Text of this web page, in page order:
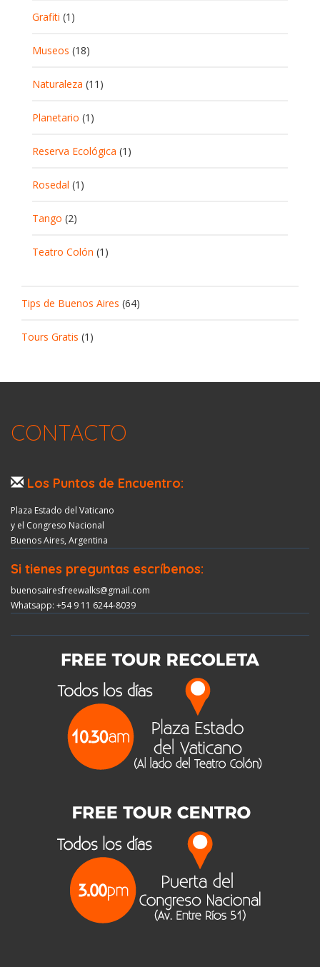
Grafiti (1)
Museos (18)
Naturaleza (11)
Planetario (1)
Reserva Ecológica (1)
Rosedal (1)
Tango (2)
Teatro Colón (1)
Tips de Buenos Aires (64)
Tours Gratis (1)
CONTACTO
Los Puntos de Encuentro:
Plaza Estado del Vaticano
y el Congreso Nacional
Buenos Aires, Argentina
Si tienes preguntas escríbenos:
buenosairesfreewalks@gmail.com
Whatsapp: +54 9 11 6244-8039